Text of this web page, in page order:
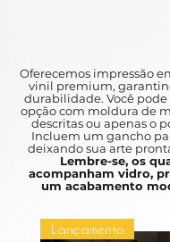
Oferecemos impressão
vinil premium,
durabilidade. Você pode
opção com moldura de
descritas ou apenas o
Incluem um gancho
deixando sua arte
Lembre-se, os
acompanham vidro,
um acabamento
Lançamento